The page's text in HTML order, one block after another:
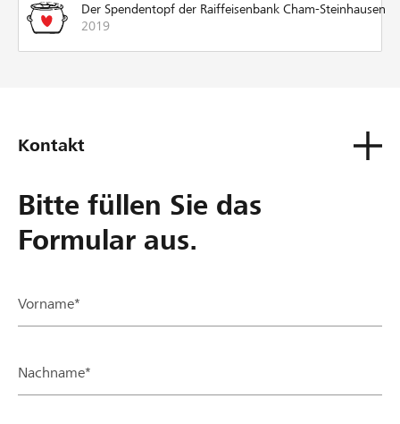
Der Spendentopf der Raiffeisenbank Cham-Steinhausen
2019
Kontakt
Bitte füllen Sie das
Formular aus.
Vorname*
Nachname*